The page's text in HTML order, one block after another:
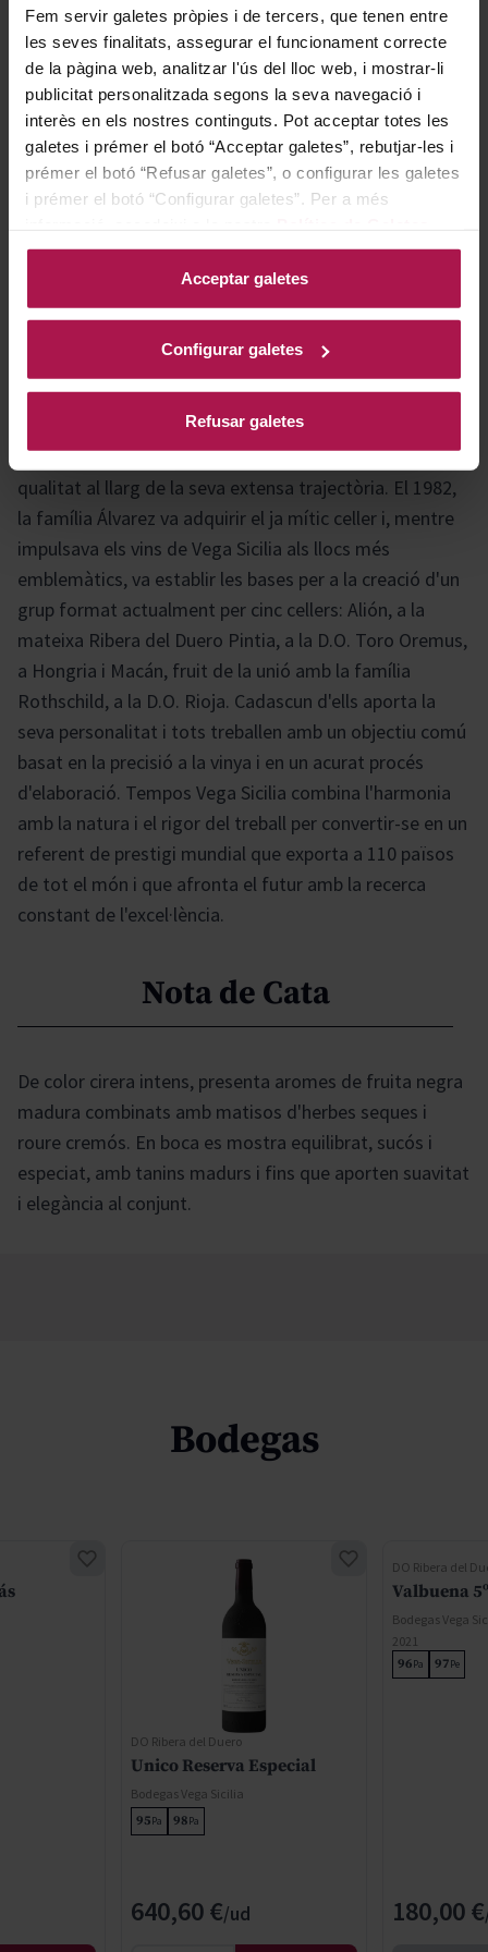
Fem servir galetes pròpies i de tercers, que tenen entre
les seves finalitats, assegurar el funcionament correcte
de la pàgina web, analitzar l'ús del lloc web, i mostrar-li
publicitat personalitzada segons la seva navegació i
interès en els nostres continguts. Pot acceptar totes les
galetes i prémer el botó “Acceptar galetes”, rebutjar-les i
prémer el botó “Refusar galetes”, o configurar les galetes
i prémer el botó “Configurar galetes”. Per a més
Acceptar galetes
Configurar galetes
Refusar galetes
Perfecte per acompanyar plats d'arrossos, carns a la
brasa, peixos de carn roja, formatges curats i postres
de xocolata, oferint versatilitat i equilibri en cada
combinació gastronòmica.
Historia bodega
a la història en plantar, al cor de la Ribera del Duero,
estaques de cabernet sauvignon, malbec, merlot i pinot
noir procedents de Bordeus. Així naixia la llegenda de
Vega Sicilia, un vi sempre fidel que ha sabut mantenir la
qualitat al llarg de la seva extensa trajectòria. El 1982,
la família Álvarez va adquirir el ja mític celler i, mentre
impulsava els vins de Vega Sicilia als llocs més
emblemàtics, va establir les bases per a la creació d'un
grup format actualment per cinc cellers: Alión, a la
mateixa Ribera del Duero Pintia, a la D.O. Toro Oremus,
a Hongria i Macán, fruit de la unió amb la família
Rothschild, a la D.O. Rioja. Cadascun d'ells aporta la
seva personalitat i tots treballen amb un objectiu comú
basat en la precisió a la vinya i en un acurat procés
d'elaboració. Tempos Vega Sicilia combina l'harmonia
amb la natura i el rigor del treball per convertir-se en un
referent de prestigi mundial que exporta a 110 països
de tot el món i que afronta el futur amb la recerca
constant de l'excel·lència.
Nota de Cata
De color cirera intens, presenta aromes de fruita negra
madura combinats amb matisos d'herbes seques i
roure cremós. En boca es mostra equilibrat, sucós i
especiat, amb tanins madurs i fins que aporten suavitat
i elegància al conjunt.
Bodegas
DO Ribera del Duero
Unico Reserva Especial
Bodegas Vega Sicilia
95Pa 98Pa
640,60 €
DO Ribera del
Valbuena 5º
Bodegas Vega
2021
96Pa 97Pe
180,00 €